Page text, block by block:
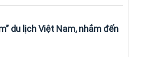
du lịch Việt Nam, nhắm đến